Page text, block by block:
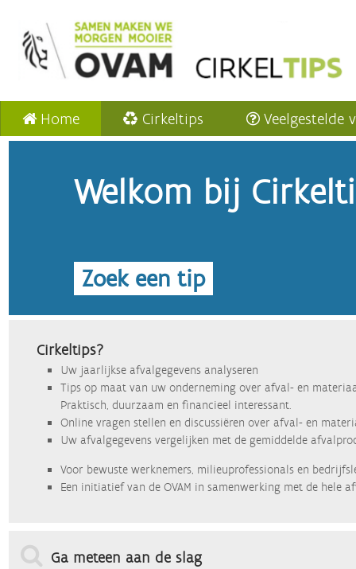
Home Cirkeltips Veelgestelde
Welkom bij
Zoek een tip
Cirkeltips?
Uw jaarlijkse afvalgegevens analyseren
Tips op maat van uw onderneming over afval- en
Praktisch, duurzaam en financieel interessant.
Online vragen stellen en discussiëren over afval- en
Uw afvalgegevens vergelijken met de gemiddelde
Voor bewuste werknemers, milieuprofessionals en
Een initiatief van de OVAM in samenwerking met de hele
Ga meteen aan de slag